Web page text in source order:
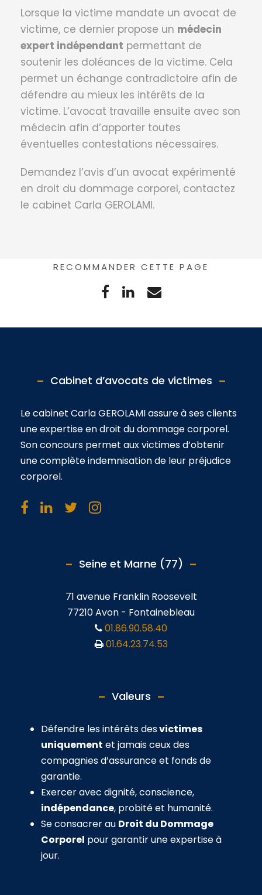
Lorsque la victime mandate un avocat de
victime, ce dernier propose un médecin
expert indépendant permettant de
soutenir les doléances de la victime. Cela
permet un échange contradictoire afin de
défendre au mieux les intérêts de la
victime. L’avocat travaille ensuite avec son
médecin afin d’apporter toutes
éventuelles contestations nécessaires.
Demandez l’avis d’un avocat expérimenté
en droit du dommage corporel, contactez
le cabinet Carla GEROLAMI.
RECOMMANDER CETTE PAGE
Cabinet d’avocats de victimes
Le cabinet Carla GEROLAMI assure à ses clients
une expertise en droit du dommage corporel.
Son concours permet aux victimes d’obtenir
une complète indemnisation de leur préjudice
corporel.
Seine et Marne (77)
71 avenue Franklin Roosevelt
77210 Avon - Fontainebleau
01.86.90.58.40
01.64.23.74.53
Valeurs
Défendre les intérêts desvictimes
uniquement et jamais ceux des
compagnies d’assurance et fonds de
garantie.
Exercer avec dignité, conscience,
indépendance, probité et humanité.
Se consacrer au Droit du Dommage
Corporel pour garantir une expertise à
jour.